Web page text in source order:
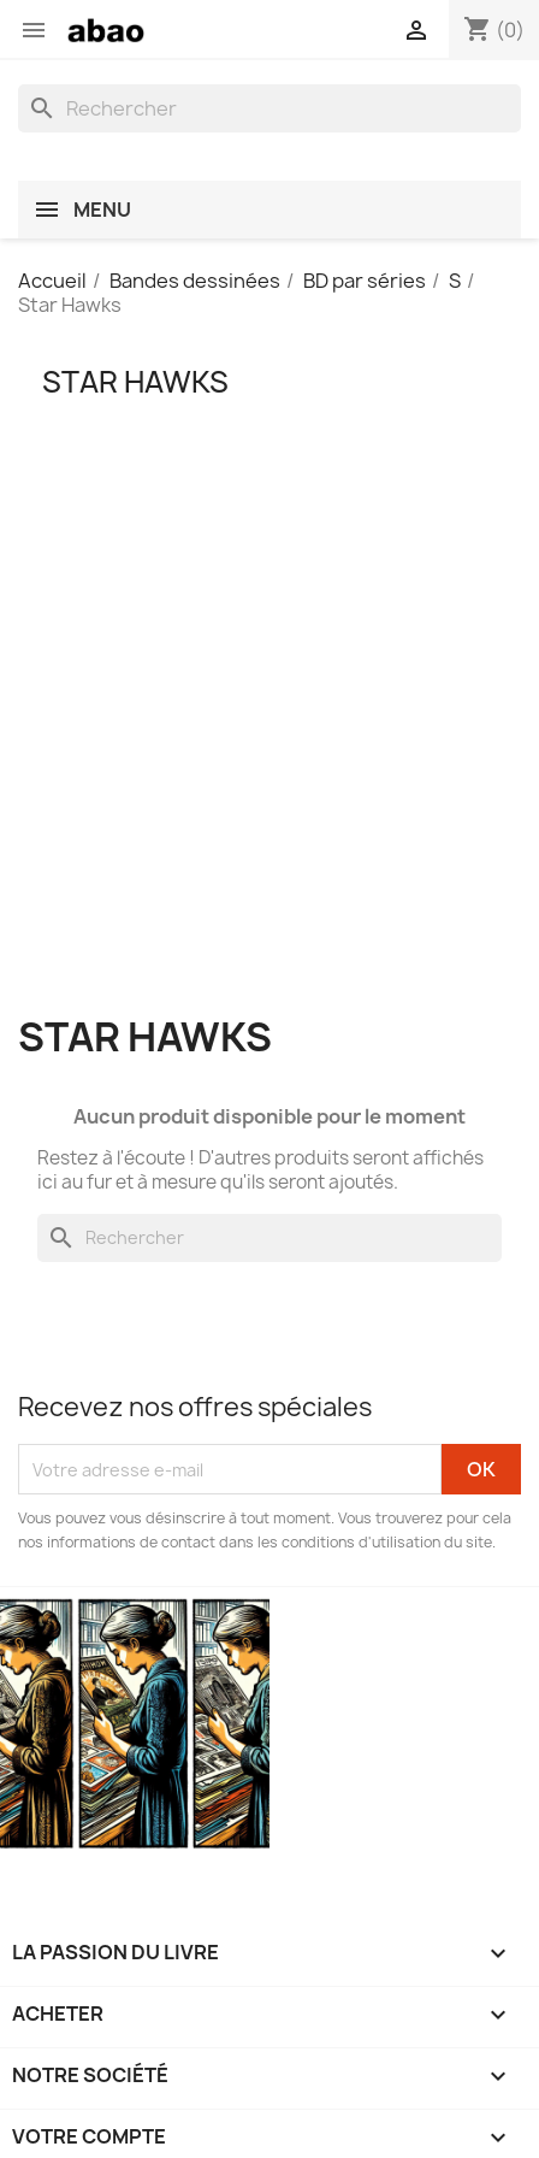
 shopping_cart (0)

search
MENU
Accueil Bandes dessinées BD par séries
S
Star Hawks
STAR HAWKS
STAR HAWKS
Aucun produit disponible pour le moment
Restez à l'écoute ! D'autres produits seront affichés
ici au fur et à mesure qu'ils seront ajoutés.
search
Recevez nos offres spéciales
Vous pouvez vous désinscrire à tout moment. Vous trouverez pour cela
nos informations de contact dans les conditions d'utilisation du site.
LA PASSION DU LIVRE 
ACHETER 
NOTRE SOCIÉTÉ 
VOTRE COMPTE 